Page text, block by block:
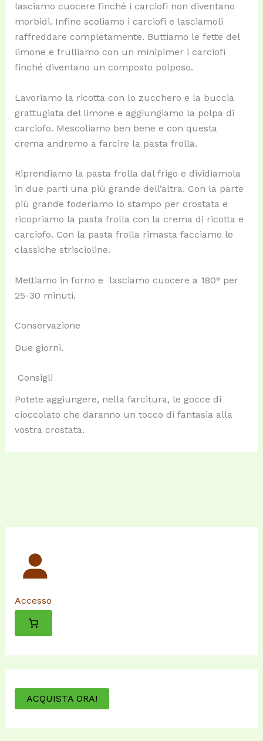
lasciamo cuocere finché i carciofi non diventano
morbidi. Infine scoliamo i carciofi e lasciamoli
raffreddare completamente. Buttiamo le fette del
limone e frulliamo con un minipimer i carciofi
finché diventano un composto polposo.
Lavoriamo la ricotta con lo zucchero e la buccia
grattugiata del limone e aggiungiamo la polpa di
carciofo. Mescoliamo ben bene e con questa
crema andremo a farcire la pasta frolla.
Riprendiamo la pasta frolla dal frigo e dividiamola
in due parti una più grande dell’altra. Con la parte
più grande foderiamo lo stampo per crostata e
ricopriamo la pasta frolla con la crema di ricotta e
carciofo. Con la pasta frolla rimasta facciamo le
classiche striscioline.
Mettiamo in forno e lasciamo cuocere a 180° per
25-30 minuti.
Conservazione
Due giorni.
Consigli
Potete aggiungere, nella farcitura, le gocce di
cioccolato che daranno un tocco di fantasia alla
vostra crostata.
Accesso
ACQUISTA ORA!